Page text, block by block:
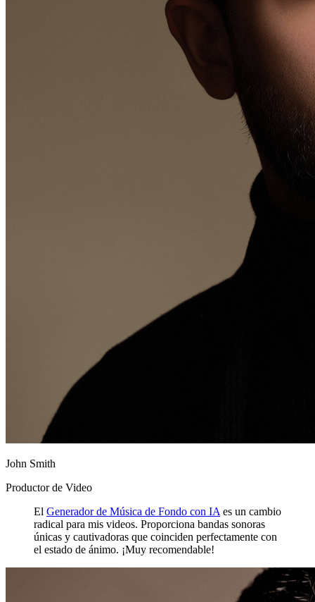
John Smith
Productor de Video
El Generador de Música de Fondo con IA es un cambio
radical para mis videos. Proporciona bandas sonoras
únicas y cautivadoras que coinciden perfectamente con
el estado de ánimo. ¡Muy recomendable!